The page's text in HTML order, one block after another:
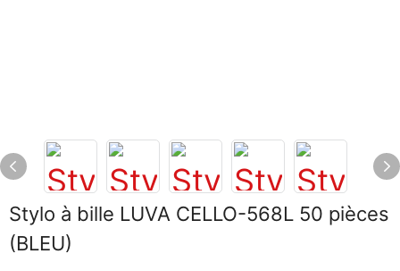
Stylo à bille LUVA CELLO-568L 50 pièces
(BLEU)